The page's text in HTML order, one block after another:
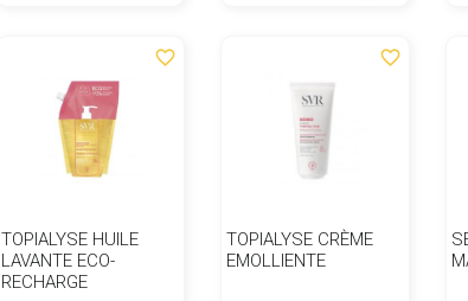
favorite_border
TOPIALYSE HUILE
LAVANTE ECO-
RECHARGE
favorite_border
TOPIALYSE CRÈME
EMOLLIENTE